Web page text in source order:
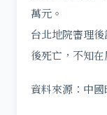
萬元。
台北地院審理
後死亡，不知
資料來源：中國